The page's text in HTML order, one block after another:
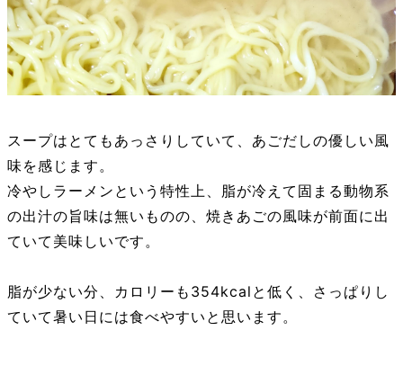
スープはとてもあっさりしていて、あごだしの優しい風
味を感じます。
冷やしラーメンという特性上、脂が冷えて固まる動物系
の出汁の旨味は無いものの、焼きあごの風味が前面に出
ていて美味しいです。
脂が少ない分、カロリーも354kcalと低く、さっぱりし
ていて暑い日には食べやすいと思います。